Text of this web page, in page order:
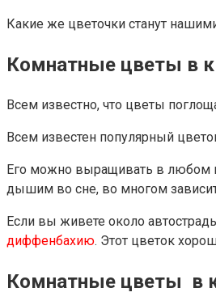
Какие же цветочки станут
Комнатные цветы в
Всем известно, что цветы
Всем известен популярный
Его можно выращивать в любом
дышим во сне, во многом
Если вы живете около
диффенбахию. Этот цветок
Комнатные цветы в